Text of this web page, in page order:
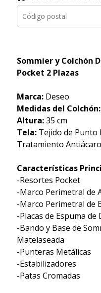
Sommier y Colchón
Pocket 2 Plazas
Marca:Deseo
Medidas del Colchón:
Altura:35 cm
Tela:Tejido de Punto
Tratamiento
Características
-Resortes Pocket
-Marco Perimetral de
-Marco Perimetral de
-Placas de Espuma de
-Bando y Base de
Matelaseada
-Punteras Metálicas
-Estabilizadores
-Patas Cromadas